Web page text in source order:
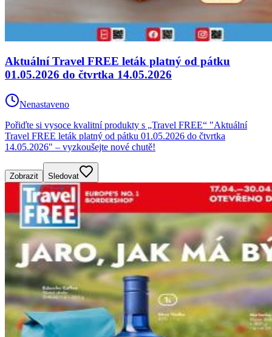
Aktuální Travel FREE leták platný od pátku
01.05.2026 do čtvrtka 14.05.2026
Nenastaveno
Pořiďte si vysoce kvalitní produkty s „Travel FREE“ "Aktuální
Travel FREE leták platný od pátku 01.05.2026 do čtvrtka
14.05.2026" – vyzkoušejte nové chutě!
Zobrazit Sledovat